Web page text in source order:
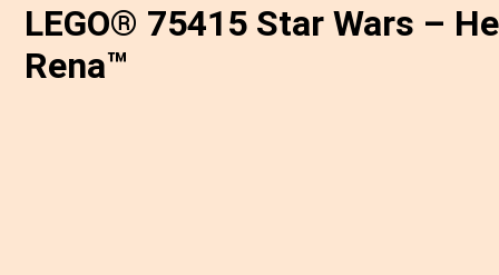
LEGO® 75415 Star Wars –
Rena™